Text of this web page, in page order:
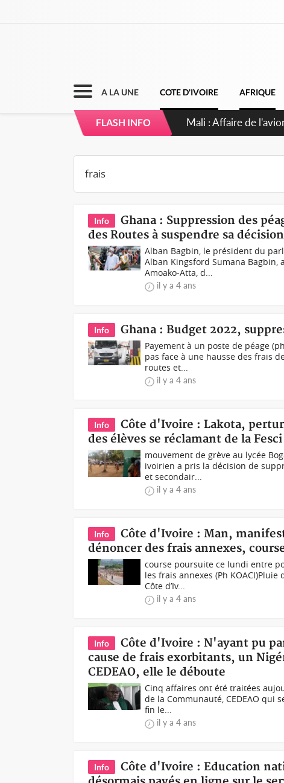
A LA UNE COTE D'IVOIRE AFRIQUE
FLASH INFO Nigeria : Le Togo et
Info
Ghana : Suppression des
des Routes à suspendre sa décision
Alban Bagbin, le président du
Alban Kingsford Sumana Bagbin,
Amoako-Atta, d...
il y a 4 ans
Info Ghana : Budget 2022,
Payement à un poste de péage
pas face à une hausse des frais
routes et...
il y a 4 ans
Info
Côte d'Ivoire : Lakota,
des élèves se réclamant de la
mouvement de grève au lycée
ivoirien a pris la décision de
et secondair...
il y a 4 ans
Info
Côte d'Ivoire : Man,
dénoncer des frais annexes,
course poursuite ce lundi entre
les frais annexes (Ph
Côte d’Iv...
il y a 4 ans
Info
Côte d'Ivoire : N'ayant pu
cause de frais exorbitants, un
CEDEAO, elle le déboute
Cinq affaires ont été traitées
de la Communauté, CEDEAO
fin le...
il y a 4 ans
Info
Côte d'Ivoire : Education